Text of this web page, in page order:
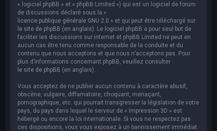
« logiciel phpBB » et « phpBB Limited ») qui est un logiciel de forum
de discussions déclaré sous la «
licence publique générale GNU 2.0 » et qui peut être téléchargé sur
le site de phpBB (en anglais). Le logiciel phpBB a pour seul but de
faciliter les discussions sur internet et phpBB Limited ne peut en
aucun cas être tenu comme responsable de la conduite et du
contenu que nous acceptons et que nous n’acceptons pas. Pour
plus d’informations concernant phpBB, veuillez consulter
le site de phpBB (en anglais).
Vous acceptez de ne publier aucun contenu à caractère abusif,
obscène, vulgaire, diffamatoire, choquant, menaçant,
pornographique, etc. qui pourrait transgresser la législation de votre
pays, du pays dans lequel le serveur de « Impression 3D » est
hébergé ou encore la loi internationale. Si vous ne respectez pas
ces dispositions, vous vous exposez à un bannissement immédiat